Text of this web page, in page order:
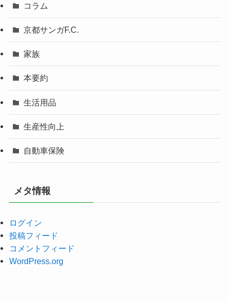
コラム
京都サンガF.C.
家族
本要約
生活用品
生産性向上
自動車保険
メタ情報
ログイン
投稿フィード
コメントフィード
WordPress.org